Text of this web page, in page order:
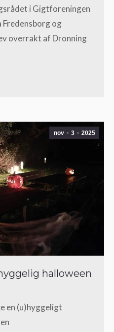
i Gigtforeningen
Fredensborg og
overrakt af Dronning
nov 3 2025
halloween
en (u)hyggeligt